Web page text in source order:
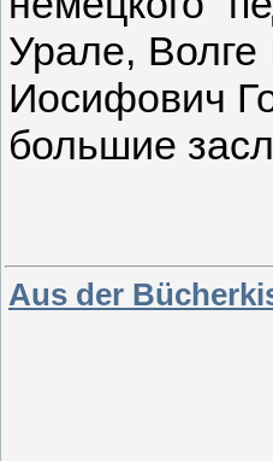
Урале, Волге
Иосифович
большие
Aus der